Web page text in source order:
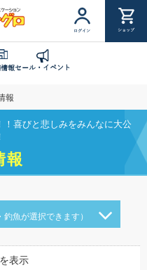
ログイン ショップ
報セール・イベント
報
喜びと悲しみをみんなに大公
報
釣魚が選択できます）
表示